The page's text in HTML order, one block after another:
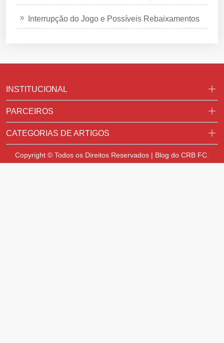
Interrupção do Jogo e Possíveis Rebaixamentos
INSTITUCIONAL
PARCEIROS
CATEGORIAS DE ARTIGOS
Copyright © Todos os Direitos Reservados | Blog do CRB FC.